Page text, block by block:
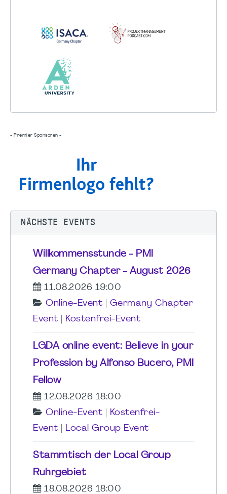
- Premier Sponsoren -
NÄCHSTE EVENTS
Willkommensstunde - PMI
Germany Chapter - August 2026
11.08.2026 19:00
Online-Event
Germany Chapter
Event
Kostenfrei-Event
LGDA online event: Believe in your
Profession by Alfonso Bucero, PMI
Fellow
12.08.2026 18:00
Online-Event
Kostenfrei-
Event
Local Group Event
Stammtisch der Local Group
Ruhrgebiet
18.08.2026 18:00